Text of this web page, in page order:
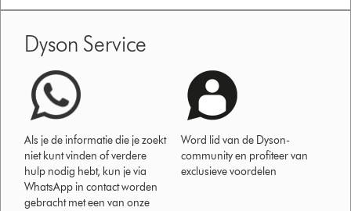
Dyson Service
Als je de informatie die je zoekt
niet kunt vinden of verdere
hulp nodig hebt, kun je via
WhatsApp in contact worden
gebracht met een van onze
Word lid van de Dyson-
community en profiteer van
exclusieve voordelen